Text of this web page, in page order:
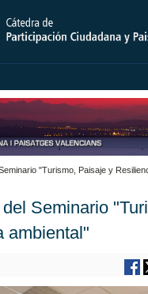
"Turismo, Paisaje y
Seminario
ambiental"